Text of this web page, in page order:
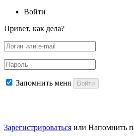
Войти
Привет, как дела?
Запомнить меня Войти
Зарегистрироваться или Напомнить